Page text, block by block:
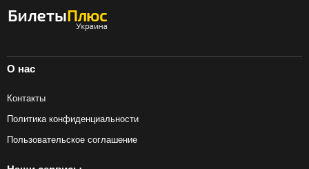
О нас
Контакты
Политика конфиденциальности
Пользовательское соглашение